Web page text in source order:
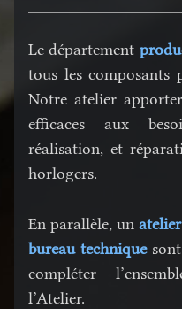
Le département
tous les composants
Notre atelier
efficaces aux
réalisation, et
horlogers.
En parallèle, un
bureau techniquesont
compléter
l’Atelier.